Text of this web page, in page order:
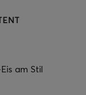
am Stil